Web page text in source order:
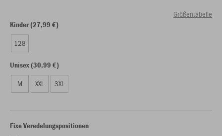
Größentabelle
Kinder (27,99 €)
128
Unisex (30,99 €)
M XXL 3XL
Fixe Veredelungspositionen